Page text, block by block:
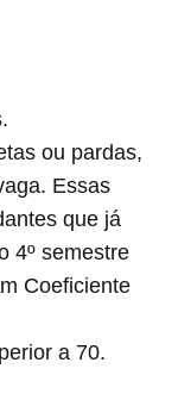
ou pardas,
Essas
que já
4º semestre
Coeficiente
a 70.